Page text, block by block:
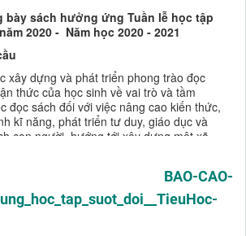
CAO-